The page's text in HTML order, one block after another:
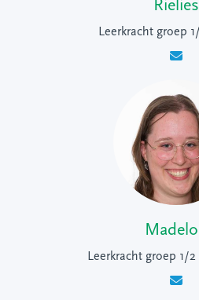
Rielies
Leerkracht groep
Leerkracht groep 1/